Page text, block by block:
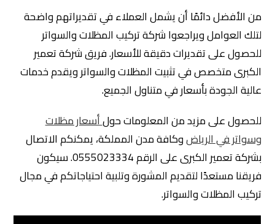
من الأفضل دائمًا أن يشمل العملاء في تقديراتهم واضحة
لتلك العوامل ويراجعوا شركة تركيب المظلات والسواتر
للحصول على تقديرات دقيقة للأسعار. فريق شركة تعمير
الكبرى متخصص في تثبيت المظلات والسواتر ويقدم خدمات
عالية الجودة بأسعار في متناول الجميع.
للحصول على مزيد من المعلومات حولأسعار مظلات
وسواتر في الرياضوكافة مدن المملكة، يمكنكم الاتصال
بشركة تعمير الكبرى على الرقم 0555023334. سيكون
فريقنا مستعدًا لتقديم المشورة وتلبية احتياجاتكم في مجال
تركيب المظلات والسواتر.